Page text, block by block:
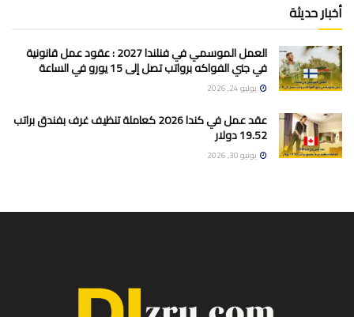
أخبار حديثة
العمل الموسمي في فنلندا 2027 : عقود عمل قانونية
في جني الفواكه برواتب تصل إلى 15 يورو في الساعة
يوليو 24, 2026
عقد عمل في كندا 2026 كعاملة تنظيف غرف بفندق براتب
19.52 دولار
يونيو 30, 2026